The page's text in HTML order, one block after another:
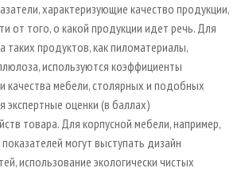
характеризующие качество продукции,
от того, о какой продукции идет речь. Для
таких продуктов, как пиломатериалы,
используются коэффициенты
качества мебели, столярных и подобных
экспертные оценки (в баллах)
товара. Для корпусной мебели, например,
могут выступать дизайн
использование экологически чистых